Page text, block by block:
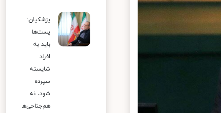
پزشکیان:
پست‌ها
باید به
افراد
شایسته
سپرده
شود، نه
هم‌جناحی‌ه